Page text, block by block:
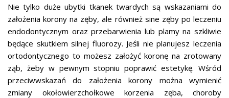
Nie tylko duże ubytki tkanek twardych są wskazaniami do
założenia korony na zęby, ale również sine zęby po leczeniu
endodontycznym oraz przebarwienia lub plamy na szkliwie
będące skutkiem silnej fluorozy. Jeśli nie planujesz leczenia
ortodontycznego to możesz założyć koronę na zrotowany
ząb, żeby w pewnym stopniu poprawić estetykę. Wśród
przeciwwskazań do założenia korony można wymienić
zmiany okołowierzchołkowe korzenia zęba, choroby